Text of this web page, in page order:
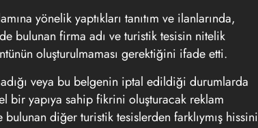
yönelik yaptıkları tanıtım ve ilanlarında,
bulunan firma adı ve turistik tesisin nitelik
oluşturulmaması gerektiğini ifade etti.
veya bu belgenin iptal edildiği durumlarda
bir yapıya sahip fikrini oluşturacak reklam
diğer turistik tesislerden farklıymış hissini